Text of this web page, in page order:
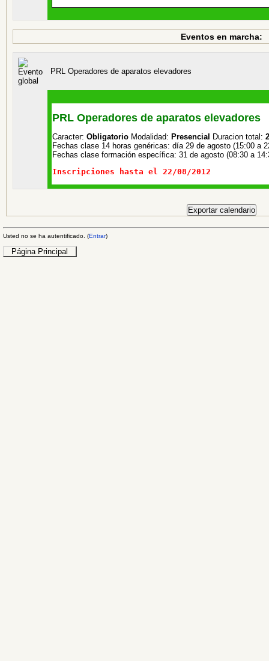
Eventos en marcha:
PRL Operadores de aparatos elevadores
PRL Operadores de aparatos elevadores
Caracter: Obligatorio Modalidad: Presencial Duracion total:
Fechas clase 14 horas genéricas: día 29 de agosto (15:00 a
Fechas clase formación específica: 31 de agosto (08:30 a
Inscripciones hasta el 22/08/2012
Usted no se ha autentificado. (Entrar)
Página Principal